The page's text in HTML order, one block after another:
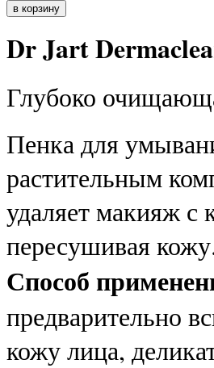
Dr Jart
Глубоко
Пенка для
растительным
удаляет макияж с
пересушивая
Способ
предварительно
кожу лица,